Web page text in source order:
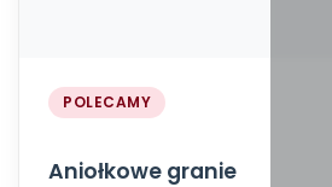
POLECAMY
Aniołkowe granie